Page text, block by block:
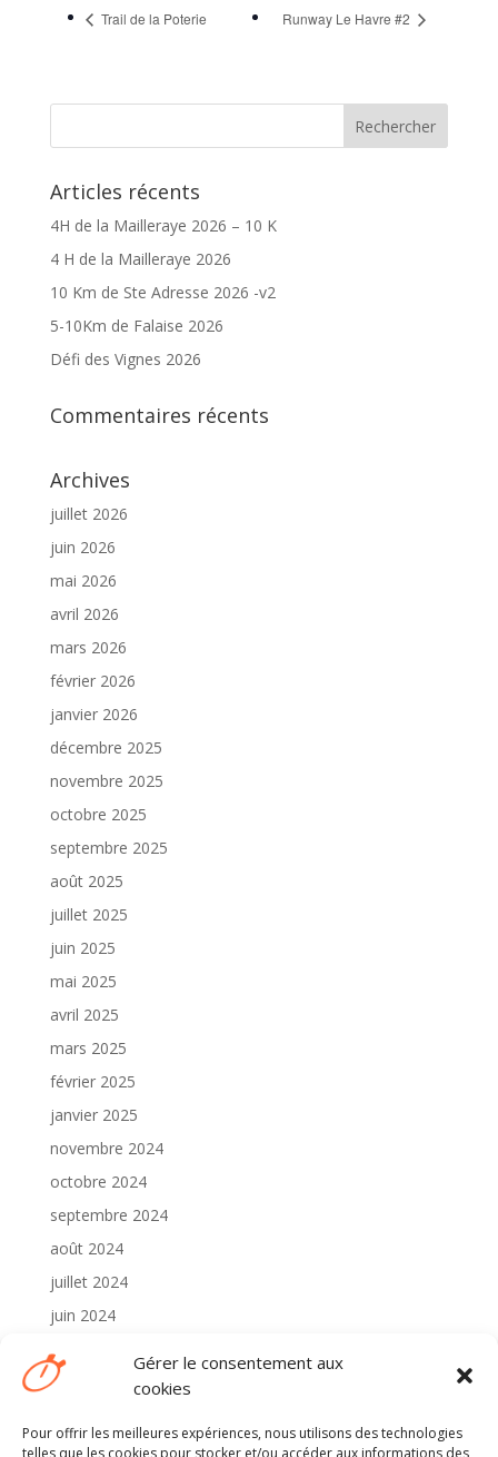
Gérer le consentement aux
cookies
Pour offrir les meilleures expériences, nous utilisons des technologies
telles que les cookies pour stocker et/ou accéder aux informations des
Trail de la Poterie Runway Le Havre #2
Articles récents
4H de la Mailleraye 2026 – 10 K
4 H de la Mailleraye 2026
10 Km de Ste Adresse 2026 -v2
5-10Km de Falaise 2026
Défi des Vignes 2026
Commentaires récents
Archives
juillet 2026
juin 2026
mai 2026
avril 2026
mars 2026
février 2026
janvier 2026
décembre 2025
novembre 2025
octobre 2025
septembre 2025
août 2025
juillet 2025
juin 2025
mai 2025
avril 2025
mars 2025
février 2025
janvier 2025
novembre 2024
octobre 2024
septembre 2024
août 2024
juillet 2024
juin 2024
mai 2024
avril 2024
Catégories